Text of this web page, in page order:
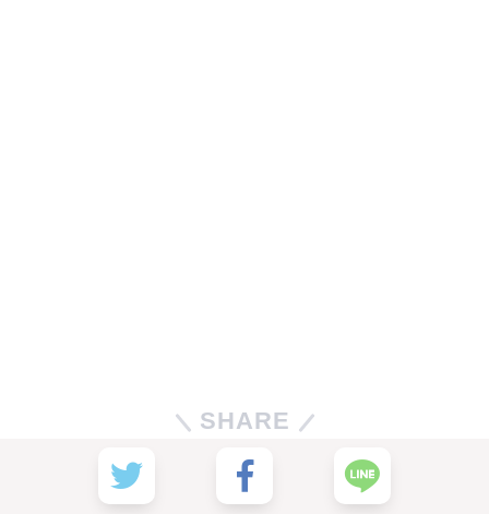
SHARE